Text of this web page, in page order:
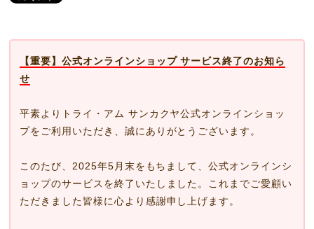
【重要】公式オンラインショップ サービス終了のお知ら
せ
平素よりトライ・アム サンカクヤ公式オンラインショッ
プをご利用いただき、誠にありがとうございます。
このたび、2025年5月末をもちまして、公式オンラインシ
ョップのサービスを終了いたしました。これまでご愛顧い
ただきました皆様に心より感謝申し上げます。